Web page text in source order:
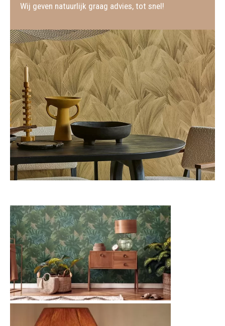
Wij geven natuurlijk graag advies, tot snel!